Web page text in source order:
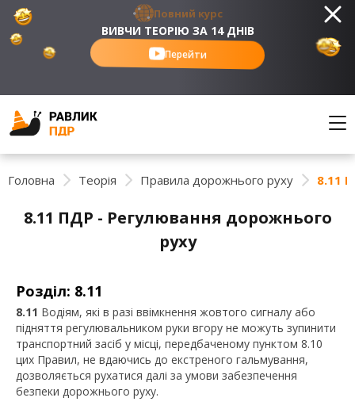
Повний курс
ВИВЧИ ТЕОРІЮ ЗА 14 ДНІВ
Перейти
Головна Теорія Правила дорожнього руху 8.11
8.11 ПДР - Регулювання дорожнього
руху
Розділ: 8.11
8.11 Водіям, які в разі ввімкнення жовтого сигналу або
підняття регулювальником руки вгору не можуть зупинити
транспортний засіб у місці, передбаченому пунктом 8.10
цих Правил, не вдаючись до екстреного гальмування,
дозволяється рухатися далі за умови забезпечення
безпеки дорожнього руху.